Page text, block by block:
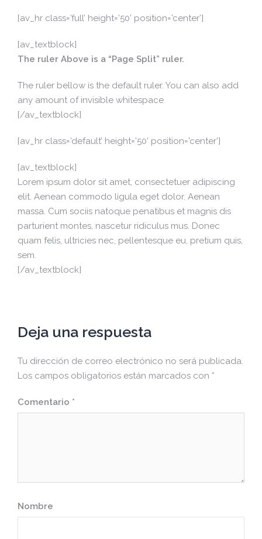
[av_hr class=’full’ height=’50’ position=’center’]
[av_textblock]
The ruler Above is a “Page Split” ruler.
The ruler bellow is the default ruler. You can also add
any amount of invisible whitespace
[/av_textblock]
[av_hr class=’default’ height=’50’ position=’center’]
[av_textblock]
Lorem ipsum dolor sit amet, consectetuer adipiscing
elit. Aenean commodo ligula eget dolor. Aenean
massa. Cum sociis natoque penatibus et magnis dis
parturient montes, nascetur ridiculus mus. Donec
quam felis, ultricies nec, pellentesque eu, pretium quis,
sem.
[/av_textblock]
Deja una respuesta
Tu dirección de correo electrónico no será publicada.
Los campos obligatorios están marcados con *
Comentario *
Nombre